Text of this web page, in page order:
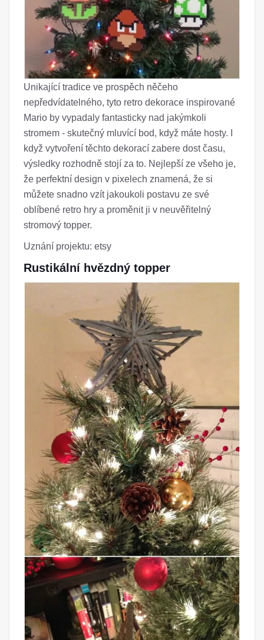
Unikající tradice ve prospěch něčeho
nepředvídatelného, ​​tyto retro dekorace inspirované
Mario by vypadaly fantasticky nad jakýmkoli
stromem - skutečný mluvící bod, když máte hosty. I
když vytvoření těchto dekorací zabere dost času,
výsledky rozhodně stojí za to. Nejlepší ze všeho je,
že perfektní design v pixelech znamená, že si
můžete snadno vzít jakoukoli postavu ze své
oblíbené retro hry a proměnit ji v neuvěřitelný
stromový topper.
Uznání projektu: etsy
Rustikální hvězdný topper